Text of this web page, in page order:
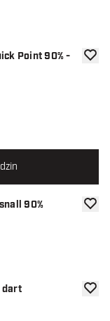
Point 90% -
90%
dart